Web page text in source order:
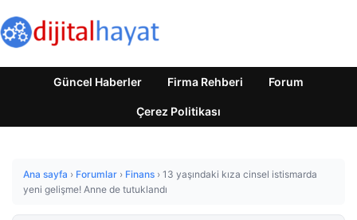
Güncel Haberler Firma Rehberi Forum
Çerez Politikası
Ana sayfa › Forumlar › Finans › 13 yaşındaki kıza cinsel istismarda
yeni gelişme! Anne de tutuklandı